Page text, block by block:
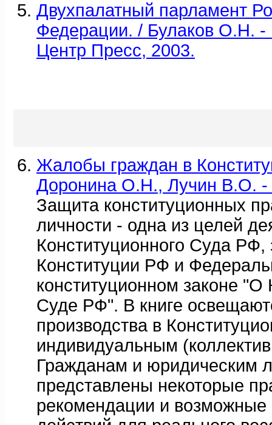
Двухпалатный парламент
Федерации. / Булаков О.Н.
Центр Пресс, 2003.
Жалобы граждан в
Доронина О.Н., Лучин В.О.
Защита конституционных
личности - одна из целей
Конституционного Суда РФ,
Конституции РФ и
конституционном законе "О
Суде РФ". В книге
производства в
индивидуальным
Гражданам и юридическим
представлены некоторые
рекомендации и возможные